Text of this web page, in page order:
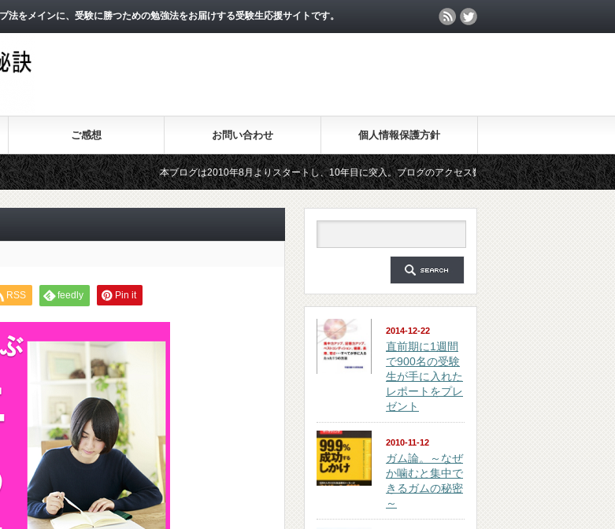
をメインに、受験に勝つための勉強法をお届けする受験生応援サイトです。
ご感想 お問い合わせ 個人情報保護方針
本ブログは2010年8月よりスタートし、10年目に突入。ブログのアクセス数が月間25万PV、公開記事数が2000記事を
2011年3月よりスタートした無料メールマガジン「勉強の集中力が10倍アップする秘訣」は、2018年6月に総読者数が
RSS feedly Pin it
2014-12-22
直前期に1週間
で900名の受験
生が手に入れた
レポートをプレ
ゼント
2010-11-12
ガム論。～なぜ
か噛むと集中で
きるガムの秘密
～